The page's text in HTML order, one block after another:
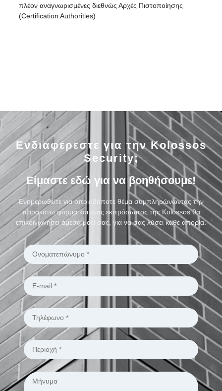
πλέον αναγνωρισµένες διεθνώς Αρχές Πιστοποίησης
(Certification Authorities)
Ενδιαφέρεστε για την Kolossos
Security;
Είμαστε εδώ για να βοηθήσουμε!
Ενημερωθείτε για οποιοδήποτε θέμα συμπληρώνωντας την
παρακάτω φόρμα και ένας εκπρόσωπος της Kolossos θα
επικοινωνήσει άμεσα μαζί σας, για να σας λύσει κάθε απορία.